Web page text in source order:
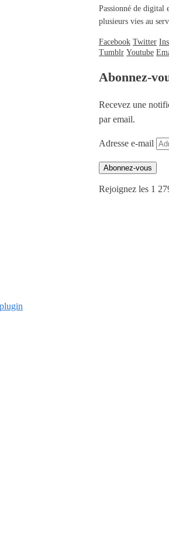
Passionné de digital
plusieurs vies au
Facebook Twitter
Tumblr Youtube
Abonnez-
Recevez une
par email.
Adresse e-mail
Abonnez-vous
Rejoignez les 1